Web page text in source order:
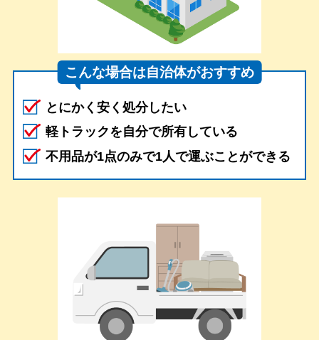
こんな場合は自治体がおすすめ
とにかく安く処分したい
軽トラックを自分で所有している
不用品が1点のみで1人で運ぶことができる